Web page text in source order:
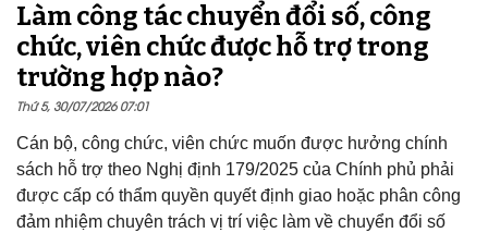
Làm công tác chuyển đổi số, công
chức, viên chức được hỗ trợ trong
trường hợp nào?
Thứ 5, 30/07/2026 07:01
Cán bộ, công chức, viên chức muốn được hưởng chính
sách hỗ trợ theo Nghị định 179/2025 của Chính phủ phải
được cấp có thẩm quyền quyết định giao hoặc phân công
đảm nhiệm chuyên trách vị trí việc làm về chuyển đổi số